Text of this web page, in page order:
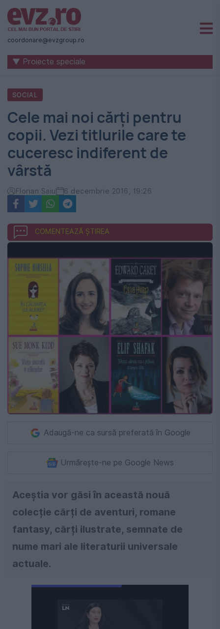
Știri
naționale
internaționale
România
-
Evenimentul
Zilei
coordonare@evzgroup.ro
▼ Proiecte speciale
SOCIAL
Cele mai noi cărți pentru
copii. Vezi titlurile care te
cuceresc indiferent de
vârstă
Florian Saiu 6 decembrie 2016, 19:26
COMENTEAZĂ ȘTIREA
Adaugă-ne ca sursă preferată în Google
Urmărește-ne pe Google News
Aceștia vor găsi în această nouă
colecție cărți de aventuri, romane
fantasy, cărți ilustrate, semnate de
nume mari ale literaturii universale
actuale.